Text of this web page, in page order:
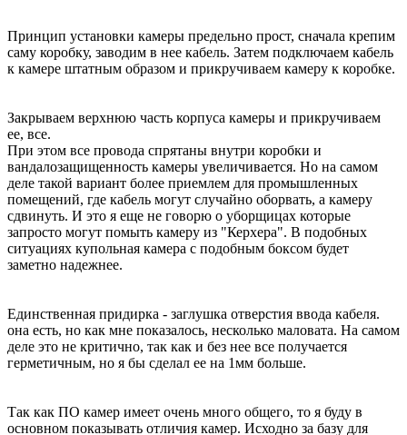
Принцип установки камеры предельно прост, сначала крепим
саму коробку, заводим в нее кабель. Затем подключаем кабель
к камере штатным образом и прикручиваем камеру к коробке.
Закрываем верхнюю часть корпуса камеры и прикручиваем
ее, все.
При этом все провода спрятаны внутри коробки и
вандалозащищенность камеры увеличивается. Но на самом
деле такой вариант более приемлем для промышленных
помещений, где кабель могут случайно оборвать, а камеру
сдвинуть. И это я еще не говорю о уборщицах которые
запросто могут помыть камеру из "Керхера". В подобных
ситуациях купольная камера с подобным боксом будет
заметно надежнее.
Единственная придирка - заглушка отверстия ввода кабеля.
она есть, но как мне показалось, несколько маловата. На самом
деле это не критично, так как и без нее все получается
герметичным, но я бы сделал ее на 1мм больше.
Так как ПО камер имеет очень много общего, то я буду в
основном показывать отличия камер. Исходно за базу для